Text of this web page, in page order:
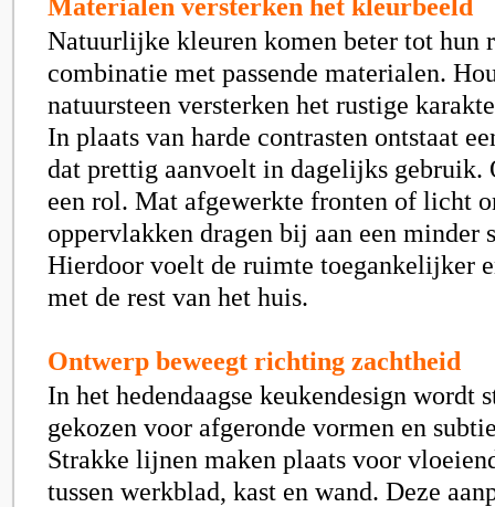
Materialen versterken het kleurbeeld
Natuurlijke kleuren komen beter tot hun
combinatie met passende materialen.
natuursteen versterken het rustige
In plaats van harde contrasten ontstaat
dat prettig aanvoelt in dagelijks gebruik.
een rol. Mat afgewerkte fronten of licht
oppervlakken dragen bij aan een minder
Hierdoor voelt de ruimte toegankelijker
met de rest van het huis.
Ontwerp beweegt richting zachtheid
In het hedendaagse keukendesign wordt
gekozen voor afgeronde vormen en
Strakke lijnen maken plaats voor
tussen werkblad, kast en wand. Deze